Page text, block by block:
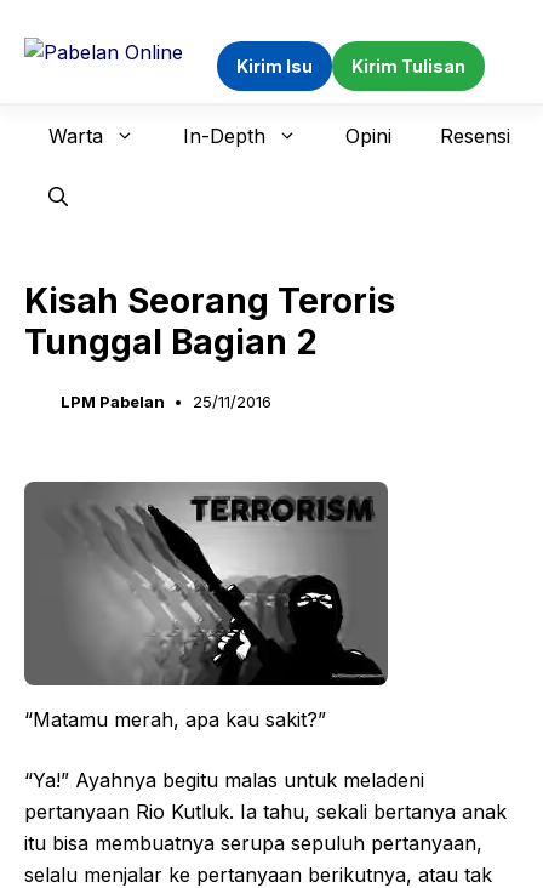
Kirim Isu Kirim Tulisan
Warta In-Depth Opini Resensi
Kisah Seorang Teroris
Tunggal Bagian 2
LPM Pabelan 25/11/2016
“Matamu merah, apa kau sakit?”
“Ya!” Ayahnya begitu malas untuk meladeni
pertanyaan Rio Kutluk. Ia tahu, sekali bertanya anak
itu bisa membuatnya serupa sepuluh pertanyaan,
selalu menjalar ke pertanyaan berikutnya, atau tak